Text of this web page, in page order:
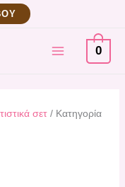
MAIN
MENU
0
σετ/ Κατηγορία